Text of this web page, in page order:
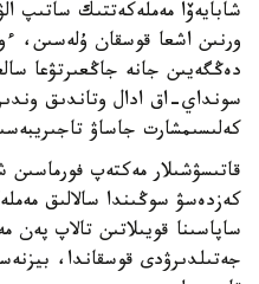
شابايەۆا مەملەكەتتىك ساتىپ
ورنىن اشعا قوسقان ۇلەسىن،
دەڭگەيىن جانە جاڭعىرتۋعا
سونداي-اق ادال وتاندىق
كەلىسىمشارت جاساۋ
قاتىسۋشىلار مەكتەپ فورماسىن
كەزدەسۋ سوڭىندا سالالىق
ساپاسىنا قويىلاتىن تالاپ پەن
جەتىلدىرۋدى قوسقاندا،